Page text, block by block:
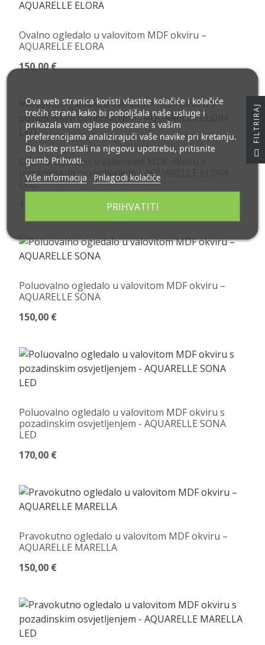
Ovalno ogledalo u valovitom MDF okviru –
AQUARELLE ELORA
150,00 €
Ovalno ogledalo u valovitom MDF okviru s
pozadinskim osvjetljenjem - AQUARELLE ELORA
LED
Poluovalno ogledalo u valovitom MDF okviru –
AQUARELLE SONA
150,00 €
Poluovalno ogledalo u valovitom MDF okviru s
pozadinskim osvjetljenjem - AQUARELLE SONA
LED
170,00 €
Pravokutno ogledalo u valovitom MDF okviru –
AQUARELLE MARELLA
150,00 €
Ova web stranica koristi vlastite kolačiće i kolačiće
trećih strana kako bi poboljšala naše usluge i
prikazala vam oglase povezane s vašim
preferencijama analizirajući vaše navike pri kretanju.
Da biste pristali na njegovu upotrebu, pritisnite
gumb Prihvati.
Više informacija
Prilagodi kolačiće
PRIHVATITI
J